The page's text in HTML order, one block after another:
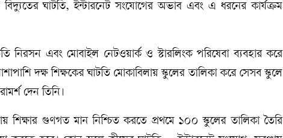
ঘাটতি, ইন্টারনেট সংযোগের অভাব এবং এ ধরনের কার্যক্রম
নিরসন এবং মোবাইল নেটওয়ার্ক ও স্টারলিংক পরিষেবা ব্যবহার করে
দক্ষ শিক্ষকের ঘাটতি মোকাবিলায় স্কুলের তালিকা করে সেসব স্কুলে
দেন তিনি।
শিক্ষার গুণগত মান নিশ্চিত করতে প্রথমে ১০০ স্কুলের তালিকা তৈরি